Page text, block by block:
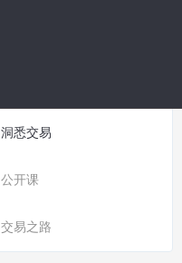
洞悉交易
公开课
交易之路